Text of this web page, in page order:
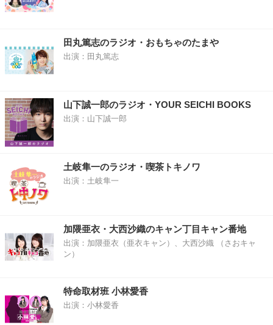
田丸篤志のラジオ・おもちゃのたまや
出演：田丸篤志
山下誠一郎のラジオ・YOUR SEICHI BOOKS
出演：山下誠一郎
土岐隼一のラジオ・喫茶トキノワ
出演：土岐隼一
加隈亜衣・大西沙織のキャン丁目キャン番地
出演：加隈亜衣（亜衣キャン）、大西沙織 （さおキャ
ン）
特命取材班 小林愛香
出演：小林愛香